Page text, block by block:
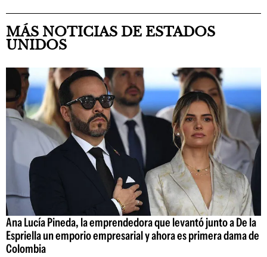
MÁS NOTICIAS DE ESTADOS
UNIDOS
Ana Lucía Pineda, la emprendedora que levantó junto a De la
Espriella un emporio empresarial y ahora es primera dama de
Colombia